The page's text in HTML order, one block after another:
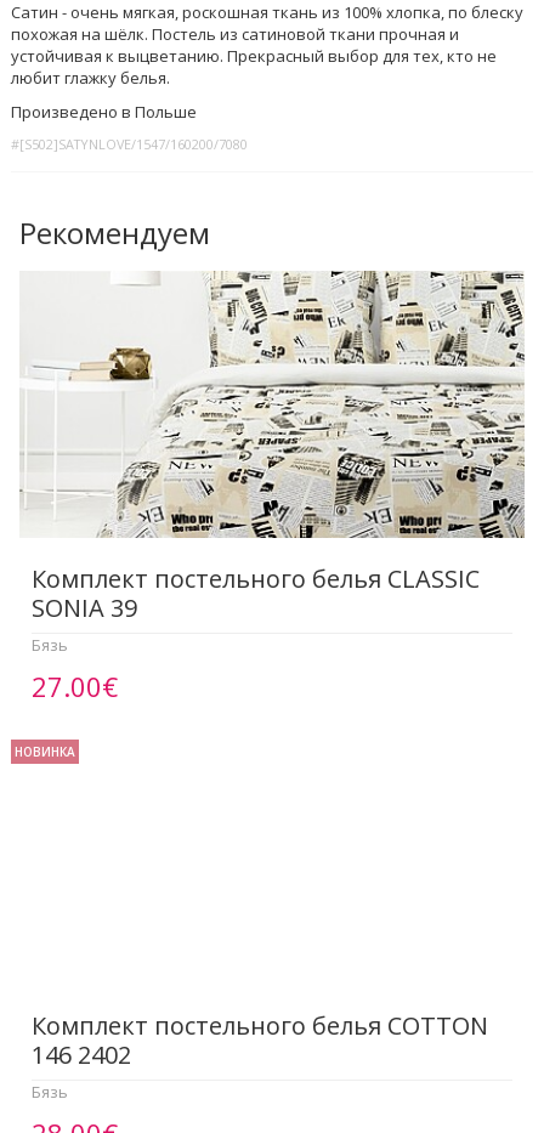
Сатин - очень мягкая, роскошная ткань из 100% хлопка, по блеску
похожая на шёлк. Постель из сатиновой ткани прочная и
устойчивая к выцветанию. Прекрасный выбор для тех, кто не
любит глажку белья.
Произведено в Польше
#[S502]SATYNLOVE/1547/160200/7080
Рекомендуем
Комплект постельного белья CLASSIC
SONIA 39
Бязь
27.00€
НОВИНКА
Комплект постельного белья COTTON
146 2402
Бязь